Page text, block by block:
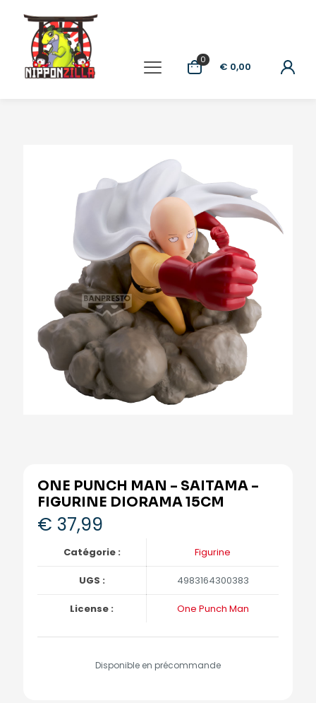
0
€ 0,00
ONE PUNCH MAN – SAITAMA –
FIGURINE DIORAMA 15CM
€ 37,99
Catégorie : Figurine
UGS : 4983164300383
License : One Punch Man
Disponible en précommande